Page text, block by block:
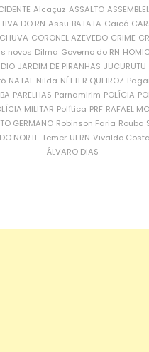
Alcaçuz ASSALTO
DO RN Assu BATATA Caicó
CORONEL AZEVEDO CRIME
novos Dilma Governo do RN
JARDIM DE PIRANHAS JUCURUTU
NATAL Nilda NÉLTER QUEIROZ
PARELHAS Parnamirim POLÍCIA
MILITAR Política PRF RAFAEL
GERMANO Robinson Faria Roubo
NORTE Temer UFRN Vivaldo Costa
ÁLVARO DIAS